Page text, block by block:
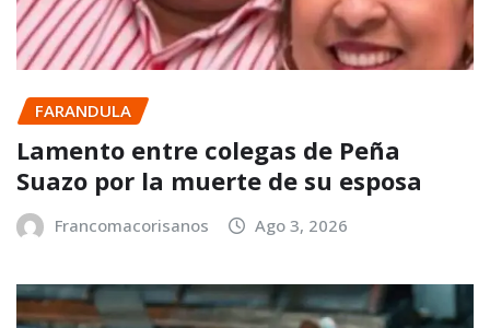
FARANDULA
Lamento entre colegas de Peña
Suazo por la muerte de su esposa
Francomacorisanos Ago 3, 2026